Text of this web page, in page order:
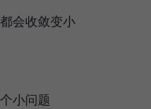
会收敛变小
小问题